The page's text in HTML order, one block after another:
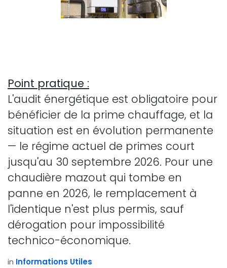
Point pratique :
L'audit énergétique est obligatoire pour
bénéficier de la prime chauffage, et la
situation est en évolution permanente
— le régime actuel de primes court
jusqu'au 30 septembre 2026. Pour une
chaudière mazout qui tombe en
panne en 2026, le remplacement à
l'identique n'est plus permis, sauf
dérogation pour impossibilité
technico-économique.
in Informations Utiles